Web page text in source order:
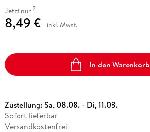
Jetzt nur 7
8,49 € inkl. Mwst.
In den Warenkorb
Zustellung:Sa, 08.08. - Di, 11.08.
Sofort lieferbar
Versandkostenfrei